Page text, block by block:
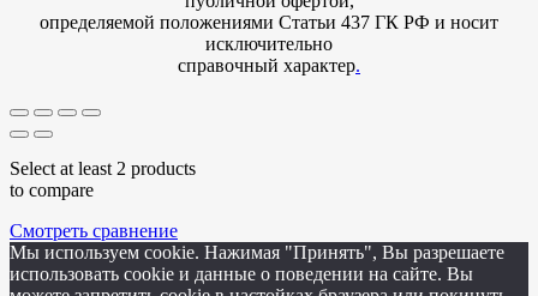
определяемой положениями Статьи 437 ГК РФ и носит
исключительно
справочный характер.
Select at least 2 products
to compare
Смотреть сравнение
Мы используем cookie. Нажимая "Принять", Вы разрешаете
использовать cookie и данные о поведении на сайте. Вы